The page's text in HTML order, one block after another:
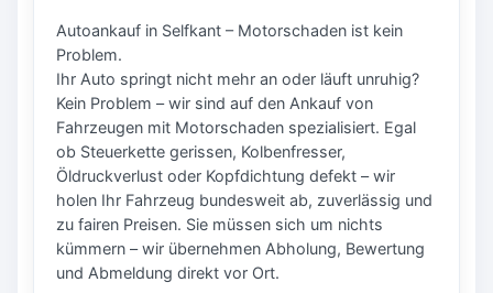
Autoankauf in Selfkant – Motorschaden ist kein
Problem.
Ihr Auto springt nicht mehr an oder läuft unruhig?
Kein Problem – wir sind auf den Ankauf von
Fahrzeugen mit Motorschaden spezialisiert. Egal
ob Steuerkette gerissen, Kolbenfresser,
Öldruckverlust oder Kopfdichtung defekt – wir
holen Ihr Fahrzeug bundesweit ab, zuverlässig und
zu fairen Preisen. Sie müssen sich um nichts
kümmern – wir übernehmen Abholung, Bewertung
und Abmeldung direkt vor Ort.